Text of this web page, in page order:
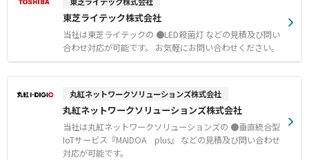
東芝ライテック株式会社
当社は東芝ライテックの ●LED殺菌灯 などの見積及び問い
合わせ対応が可能です。 お気軽にお問い合わせください。
丸紅ネットワークソリューションズ株式会社
丸紅ネットワークソリューションズ株式会社
当社は丸紅ネットワークソリューションズの ●垂直統合型
IoTサービス『MAIDOA plus』 などの見積及び問い合わせ
対応が可能です。